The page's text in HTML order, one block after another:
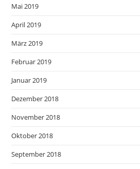
Mai 2019
April 2019
März 2019
Februar 2019
Januar 2019
Dezember 2018
November 2018
Oktober 2018
September 2018